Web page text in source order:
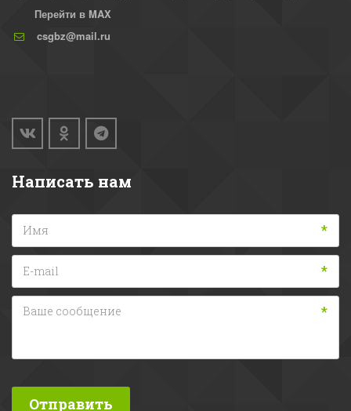
Перейти в MAX
csgbz@mail.ru
Написать нам
*
*
*
Отправить